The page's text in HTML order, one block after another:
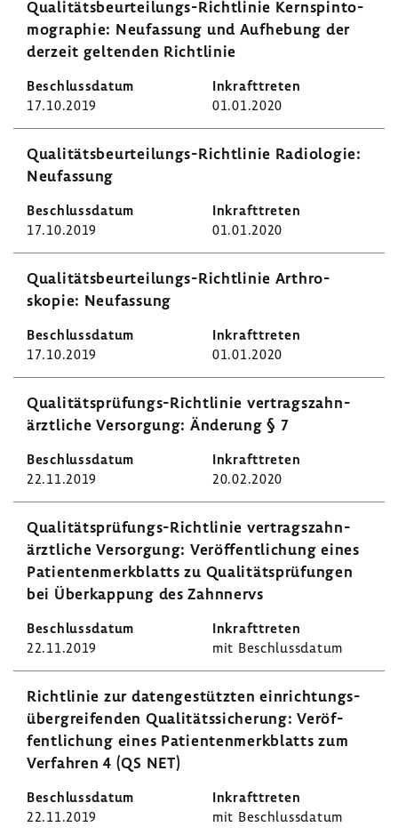
Qualitätsbeurteilungs-​Richtlinie Kern­spin­to­
mo­gra­phie: Neufas­sung und Aufhe­bung der
derzeit geltenden Richt­linie
17.10.2019 01.01.2020
Qualitätsbeurteilungs-​Richtlinie Radio­logie:
Neufas­sung
17.10.2019 01.01.2020
Qualitätsbeurteilungs-​Richtlinie Arthro­
skopie: Neufas­sung
17.10.2019 01.01.2020
Qualitätsprüfungs-​Richtlinie vertrags­zahn­
ärzt­liche Versor­gung: Ände­rung § 7
22.11.2019 20.02.2020
Qualitätsprüfungs-​Richtlinie vertrags­zahn­
ärzt­liche Versor­gung: Veröf­fent­li­chung eines
Pati­en­ten­merk­blatts zu Quali­täts­prü­fungen
bei Über­kap­pung des Zahn­nervs
22.11.2019 mit Beschluss­datum
Richt­linie zur daten­ge­stützten einrich­tungs­
über­grei­fenden Quali­täts­si­che­rung: Veröf­
fent­li­chung eines Pati­en­ten­merk­blatts zum
Verfahren 4 (QS NET)
22.11.2019 mit Beschluss­datum